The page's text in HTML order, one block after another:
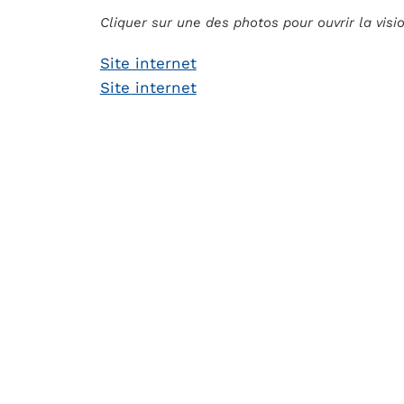
Cliquer sur une des photos pour ouvrir la
Site internet
Site internet